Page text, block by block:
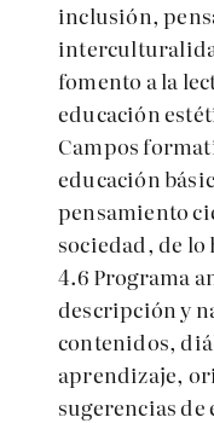
inclusión,
fomento a la
educación
Campos
educación
pensamiento
sociedad, de
4.6 Programa
descripción y
contenidos,
aprendizaje,
sugerencias de